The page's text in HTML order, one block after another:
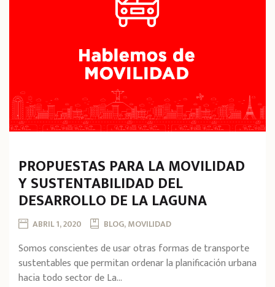
PROPUESTAS PARA LA MOVILIDAD
Y SUSTENTABILIDAD DEL
DESARROLLO DE LA LAGUNA
ABRIL 1, 2020 BLOG, MOVILIDAD
Somos conscientes de usar otras formas de transporte
sustentables que permitan ordenar la planificación urbana
hacia todo sector de La...